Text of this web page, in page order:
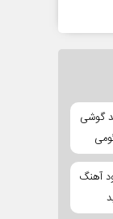
گوشی
آهنگ